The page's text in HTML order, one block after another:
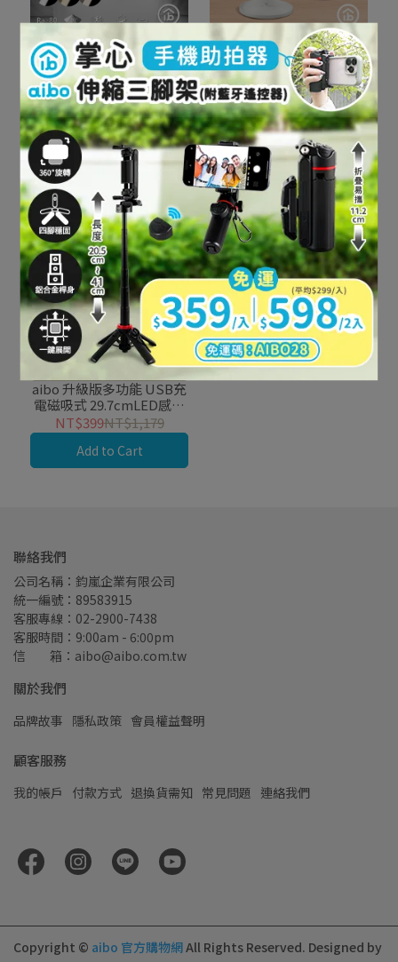
兩種亮燈模式，120度廣角
感應
aibo 三色光 超薄長效續航
充電磁吸式 LED感應燈
NT$369~NT$469
Add to Cart
～冷暖光源一觸即亮，上妝
不摸黑！～
aibo USB充電式 觸控LED
補光化妝鏡 (三色光)
NT$399NT$1,199
Add to Cart
人體+感光，雙重感應自動
亮燈
aibo 升級版多功能 USB充
電磁吸式 29.7cmLED感應
燈管
NT$399NT$1,179
Add to Cart
聯絡我們
公司名稱：鈞嵐企業有限公司
統一編號：89583915
客服專線：02-2900-7438
客服時間：9:00am - 6:00pm
信         箱：aibo@aibo.com.tw
關於我們
品牌故事 隱私政策 會員權益聲明
顧客服務
我的帳戶 付款方式 退換貨需知 常見問題 連絡我們
Copyright © aibo 官方購物網All Rights Reserved. Designed by